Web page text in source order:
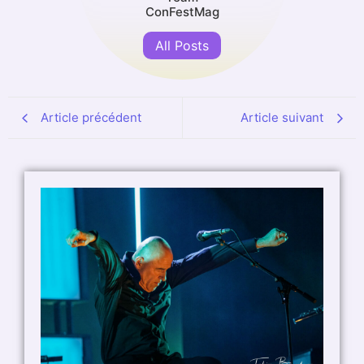
ConFestMag
All Posts
Article précédent Article suivant